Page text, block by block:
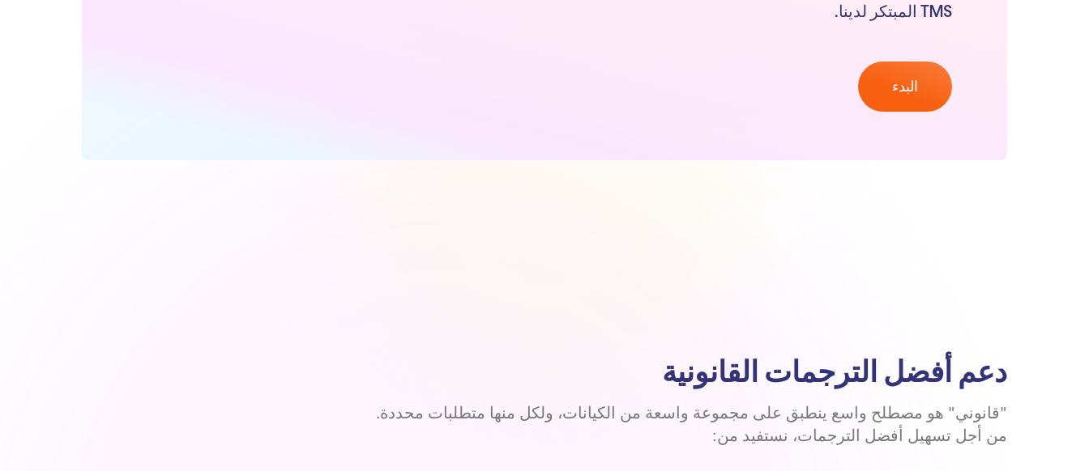
TMS المبتكر لدينا.
البدء
دعم أفضل الترجمات القانونية
"قانوني" هو مصطلح واسع ينطبق على مجموعة واسعة من الكيانات، ولكل منها متطلبات محددة.
من أجل تسهيل أفضل الترجمات، نستفيد من: